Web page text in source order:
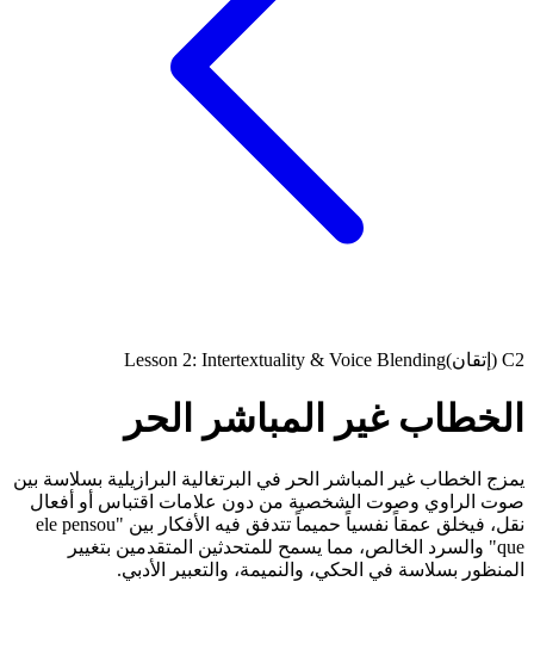
C2 (إتقان) Lesson 2: Intertextuality & Voice Blending
الخطاب غير المباشر الحر
يمزج الخطاب غير المباشر الحر في البرتغالية البرازيلية بسلاسة بين
صوت الراوي وصوت الشخصية من دون علامات اقتباس أو أفعال
نقل، فيخلق عمقاً نفسياً حميماً تتدفق فيه الأفكار بين "ele pensou
que" والسرد الخالص، مما يسمح للمتحدثين المتقدمين بتغيير
المنظور بسلاسة في الحكي، والنميمة، والتعبير الأدبي.